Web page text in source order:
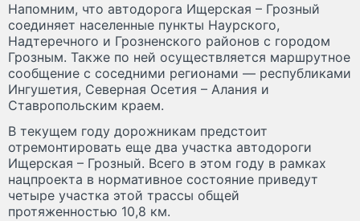
Напомним, что автодорога Ищерская – Грозный
соединяет населенные пункты Наурского,
Надтеречного и Грозненского районов с городом
Грозным. Также по ней осуществляется маршрутное
сообщение с соседними регионами — республиками
Ингушетия, Северная Осетия – Алания и
Ставропольским краем.
В текущем году дорожникам предстоит
отремонтировать еще два участка автодороги
Ищерская – Грозный. Всего в этом году в рамках
нацпроекта в нормативное состояние приведут
четыре участка этой трассы общей
протяженностью 10,8 км.